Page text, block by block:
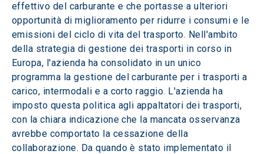
effettivo del carburante e che portasse a ulteriori
opportunità di miglioramento per ridurre i consumi e le
emissioni del ciclo di vita del trasporto. Nell'ambito
della strategia di gestione dei trasporti in corso in
Europa, l'azienda ha consolidato in un unico
programma la gestione del carburante per i trasporti a
carico, intermodali e a corto raggio. L'azienda ha
imposto questa politica agli appaltatori dei trasporti,
con la chiara indicazione che la mancata osservanza
avrebbe comportato la cessazione della
collaborazione. Da quando è stato implementato il